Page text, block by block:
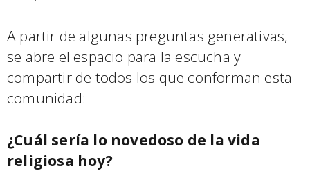
A partir de algunas preguntas generativas,
se abre el espacio para la escucha y
compartir de todos los que conforman esta
comunidad:
¿Cuál sería lo novedoso de la vida
religiosa hoy?